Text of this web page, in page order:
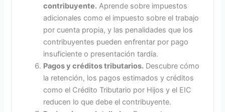
contribuyente. Aprende sobre impuestos
adicionales como el impuesto sobre el trabajo
por cuenta propia, y las penalidades que los
contribuyentes pueden enfrentar por pago
insuficiente o presentación tardía.
Pagos y créditos tributarios. Descubre cómo
la retención, los pagos estimados y créditos
como el Crédito Tributario por Hijos y el EIC
reducen lo que debe el contribuyente.